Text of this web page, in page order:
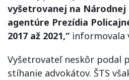
vyšetrovanej na
agentúre Prezídia
2017 až 2021,“ informovala
Vyšetrovateľ neskôr podal
stíhanie advokátov. ŠTS